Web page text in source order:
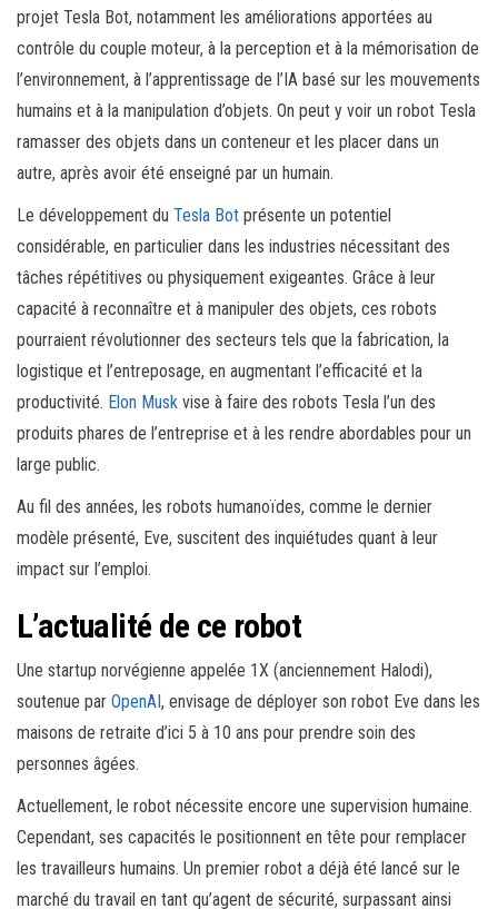
projet Tesla Bot, notamment les améliorations apportées au
contrôle du couple moteur, à la perception et à la mémorisation de
l’environnement, à l’apprentissage de l’IA basé sur les mouvements
humains et à la manipulation d’objets. On peut y voir un robot Tesla
ramasser des objets dans un conteneur et les placer dans un
autre, après avoir été enseigné par un humain.
Le développement du Tesla Bot présente un potentiel
considérable, en particulier dans les industries nécessitant des
tâches répétitives ou physiquement exigeantes. Grâce à leur
capacité à reconnaître et à manipuler des objets, ces robots
pourraient révolutionner des secteurs tels que la fabrication, la
logistique et l’entreposage, en augmentant l’efficacité et la
productivité. Elon Musk vise à faire des robots Tesla l’un des
produits phares de l’entreprise et à les rendre abordables pour un
large public.
Au fil des années, les robots humanoïdes, comme le dernier
modèle présenté, Eve, suscitent des inquiétudes quant à leur
impact sur l’emploi.
L’actualité de ce robot
Une startup norvégienne appelée 1X (anciennement Halodi),
soutenue par OpenAI, envisage de déployer son robot Eve dans les
maisons de retraite d’ici 5 à 10 ans pour prendre soin des
personnes âgées.
Actuellement, le robot nécessite encore une supervision humaine.
Cependant, ses capacités le positionnent en tête pour remplacer
les travailleurs humains. Un premier robot a déjà été lancé sur le
marché du travail en tant qu’agent de sécurité, surpassant ainsi